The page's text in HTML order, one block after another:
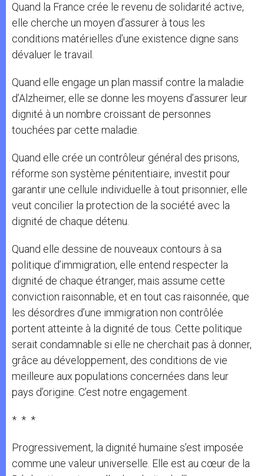
Quand la France crée le revenu de solidarité active,
elle cherche un moyen d’assurer à tous les
conditions matérielles d’une existence digne sans
dévaluer le travail.
Quand elle engage un plan massif contre la maladie
d’Alzheimer, elle se donne les moyens d’assurer leur
dignité à un nombre croissant de personnes
touchées par cette maladie.
Quand elle crée un contrôleur général des prisons,
réforme son système pénitentiaire, investit pour
garantir une cellule individuelle à tout prisonnier, elle
veut concilier la protection de la société avec la
dignité de chaque détenu.
Quand elle dessine de nouveaux contours à sa
politique d’immigration, elle entend respecter la
dignité de chaque étranger, mais assume cette
conviction raisonnable, et en tout cas raisonnée, que
les désordres d’une immigration non contrôlée
portent atteinte à la dignité de tous. Cette politique
serait condamnable si elle ne cherchait pas à donner,
grâce au développement, des conditions de vie
meilleure aux populations concernées dans leur
pays d’origine. C’est notre engagement.
* * *
Progressivement, la dignité humaine s’est imposée
comme une valeur universelle. Elle est au cœur de la